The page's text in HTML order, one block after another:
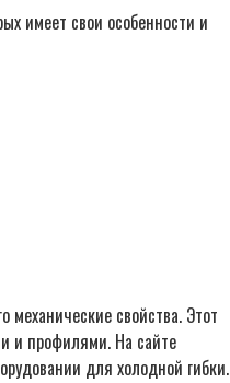
имеет свои особенности и
механические свойства. Этот
и профилями. На сайте
для холодной гибки.